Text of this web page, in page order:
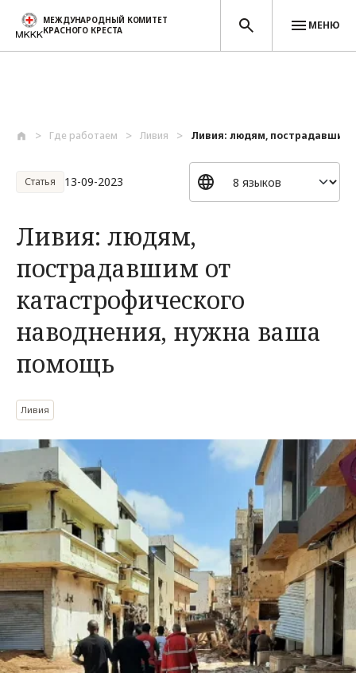
МЕЖДУНАРОДНЫЙ КОМИТЕТ
КРАСНОГО КРЕСТА
МЕНЮ
Где работаем Ливия Ливия: людям, пострадавшим
Статья 13-09-2023
Ливия: людям,
пострадавшим от
катастрофического
наводнения, нужна ваша
помощь
Ливия